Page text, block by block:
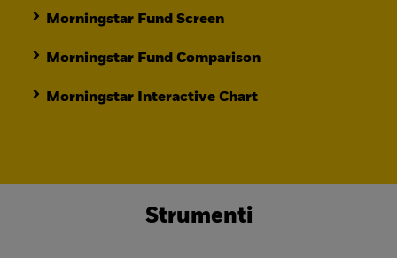
Morningstar Fund Screen
Morningstar Fund Comparison
Morningstar Interactive Chart
Strumenti